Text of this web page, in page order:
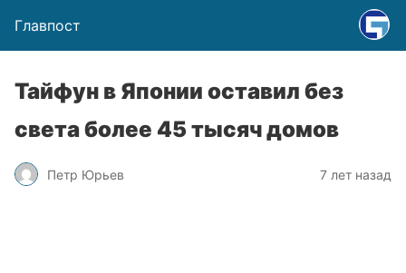
Главпост
Тайфун в Японии оставил без
света более 45 тысяч домов
Петр Юрьев 7 лет назад